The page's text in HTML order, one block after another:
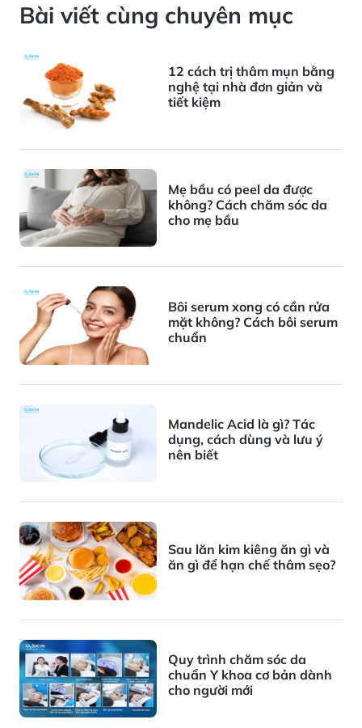
Bài viết cùng chuyên mục
12 cách trị thâm mụn bằng
nghệ tại nhà đơn giản và
tiết kiệm
Mẹ bầu có peel da được
không? Cách chăm sóc da
cho mẹ bầu
Bôi serum xong có cần rửa
mặt không? Cách bôi serum
chuẩn
Mandelic Acid là gì? Tác
dụng, cách dùng và lưu ý
nên biết
Sau lăn kim kiêng ăn gì và
ăn gì để hạn chế thâm sẹo?
Quy trình chăm sóc da
chuẩn Y khoa cơ bản dành
cho người mới